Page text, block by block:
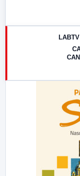
17:00
LABTV